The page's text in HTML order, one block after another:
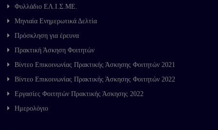
Φυλλάδιο ΕΛ.Ι.Σ.ΜΕ.
Μηνιαία Ενημερωτικά Δελτία
Πρόσκληση για έρευνα
Πρακτική Άσκηση Φοιτητών
Βίντεο Επικοινωνίας Πρακτικής Άσκησης Φοιτητών 2021
Βίντεο Επικοινωνίας Πρακτικής Άσκησης Φοιτητών 2022
Εργασίες Φοιτητών Πρακτικής Άσκησης 2022
Ημερολόγιο